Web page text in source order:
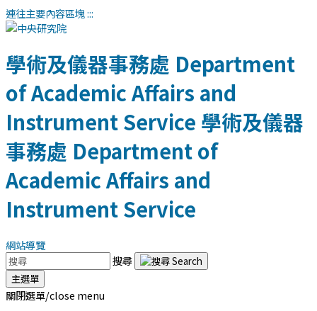
連往主要內容區塊:::
學術及儀器事務處 Department
of Academic Affairs and
Instrument Service 學術及儀器
事務處 Department of
Academic Affairs and
Instrument Service
網站導覽
搜尋
主選單
關閉選單/close menu